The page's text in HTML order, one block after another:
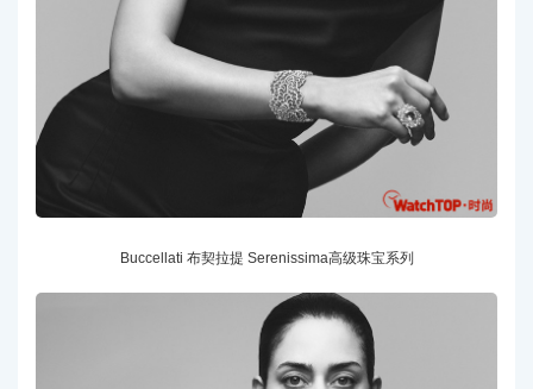
Buccellati 布契拉提 Serenissima高级珠宝系列